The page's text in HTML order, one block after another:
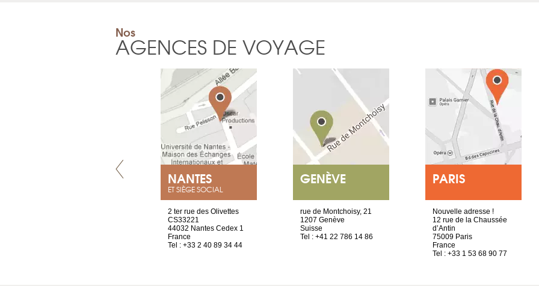
Nos
AGENCES DE VOYAGE
NANTES
ET SIÈGE SOCIAL
2 ter rue des Olivettes
CS33221
44032 Nantes Cedex 1
France
Tel : +33 2 40 89 34 44
GENÈVE
rue de Montchoisy, 21
1207 Genève
Suisse
Tel : +41 22 786 14 86
PARIS
Nouvelle adresse !
12 rue de la Chaussée
d’Antin
75009 Paris
France
Tel : +33 1 53 68 90 77